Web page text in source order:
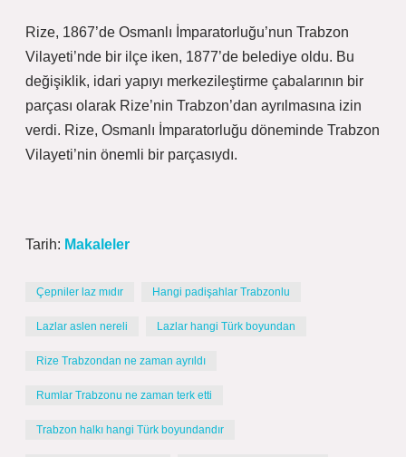
Rize, 1867’de Osmanlı İmparatorluğu’nun Trabzon
Vilayeti’nde bir ilçe iken, 1877’de belediye oldu. Bu
değişiklik, idari yapıyı merkezileştirme çabalarının bir
parçası olarak Rize’nin Trabzon’dan ayrılmasına izin
verdi. Rize, Osmanlı İmparatorluğu döneminde Trabzon
Vilayeti’nin önemli bir parçasıydı.
Tarih: Makaleler
Çepniler laz mıdır Hangi padişahlar Trabzonlu
Lazlar aslen nereli Lazlar hangi Türk boyundan
Rize Trabzondan ne zaman ayrıldı
Rumlar Trabzonu ne zaman terk etti
Trabzon halkı hangi Türk boyundandır